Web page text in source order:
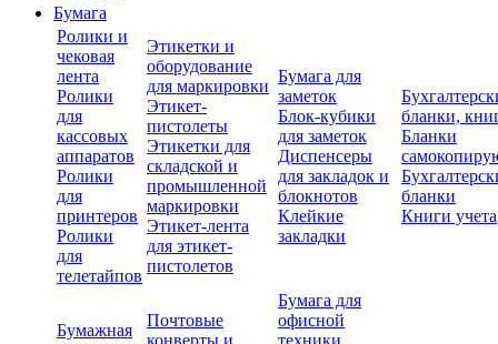
Бумага
Ролики и
чековая
лента
Ролики
для
кассовых
аппаратов
Ролики
для
принтеров
Ролики
для
телетайпов
Этикетки и
оборудование
для маркировки
Этикет-
пистолеты
Этикетки для
складской и
промышленной
маркировки
Этикет-лента
для этикет-
пистолетов
Бумага для
заметок
Блок-кубики
для заметок
Диспенсеры
для закладок и
блокнотов
Клейкие
закладки
бланки,
Бланки
бланки
Книги учета
Бумажная
Почтовые
конверты и
Бумага для
офисной
техники